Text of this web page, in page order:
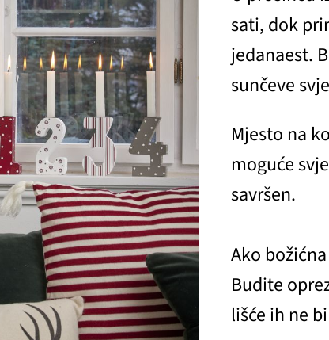
sati, dok
jedanaest.
sunčeve
Mjesto na
moguće
savršen.
Ako
Budite
lišće ih ne